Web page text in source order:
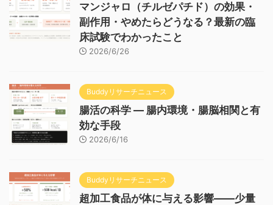
マンジャロ（チルゼパチド）の効果・
副作用・やめたらどうなる？最新の臨
床試験でわかったこと
2026/6/26
Buddyリサーチニュース
腸活の科学 — 腸内環境・腸脳相関と有
効な手段
2026/6/16
Buddyリサーチニュース
超加工食品が体に与える影響——少量